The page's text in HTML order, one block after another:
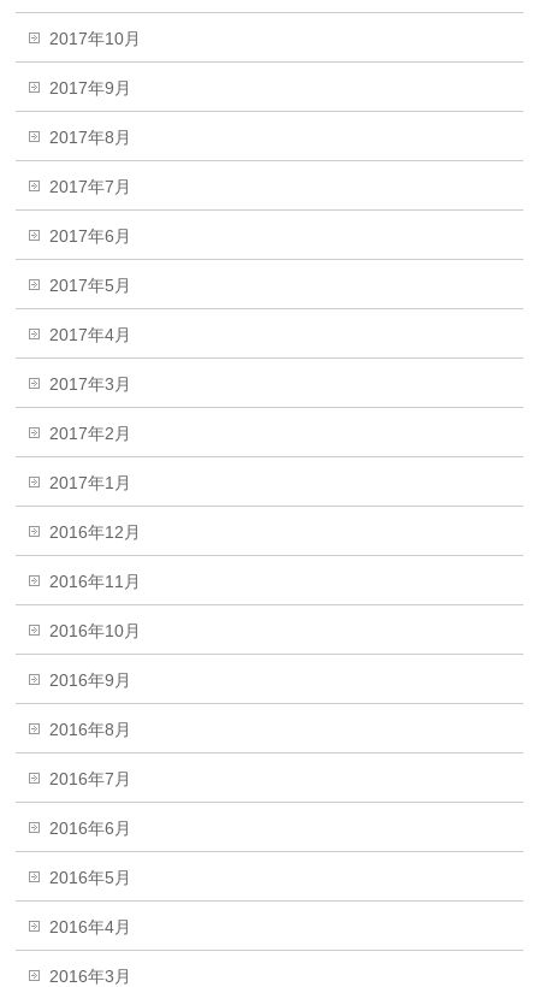
2017年10月
2017年9月
2017年8月
2017年7月
2017年6月
2017年5月
2017年4月
2017年3月
2017年2月
2017年1月
2016年12月
2016年11月
2016年10月
2016年9月
2016年8月
2016年7月
2016年6月
2016年5月
2016年4月
2016年3月